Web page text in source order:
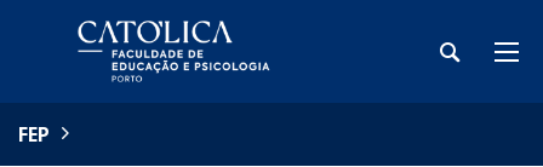
FEP